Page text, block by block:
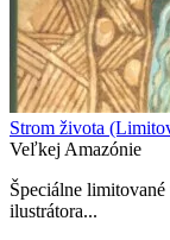
Strom života
Veľkej Amazónie
Špeciálne
ilustrátora...